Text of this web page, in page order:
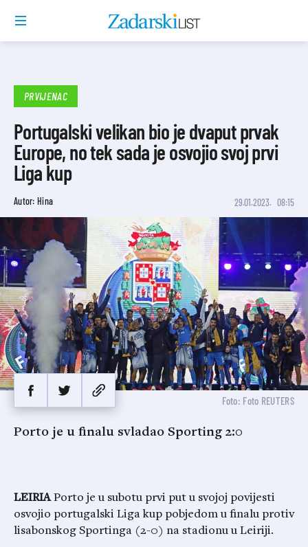
PRVIJENAC
Portugalski velikan bio je dvaput prvak
Europe, no tek sada je osvojio svoj prvi
Liga kup
Autor: Hina 29.01.2023. 08:15
Foto: Foto REUTERS
Porto je u finalu svladao Sporting 2:0
LEIRIAPorto je u subotu prvi put u svojoj povijesti
osvojio portugalski Liga kup pobjedom u finalu protiv
lisabonskog Sportinga (2-0) na stadionu u Leiriji.